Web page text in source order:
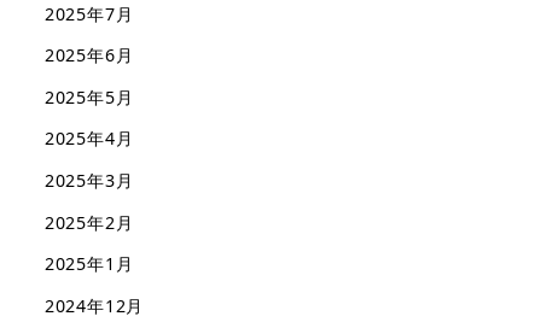
2025年7月
2025年6月
2025年5月
2025年4月
2025年3月
2025年2月
2025年1月
2024年12月